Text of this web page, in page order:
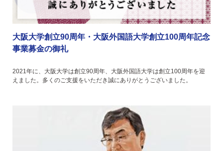
大阪大学創立90周年・大阪外国語大学創立100周年記念
事業募金の御礼
2021年に、大阪大学は創立90周年、大阪外国語大学は創立100周年を迎
えました。多くのご支援をいただき誠にありがとうございました。